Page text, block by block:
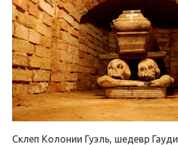
Склеп Колонии Гуэль, шедевр Гауди